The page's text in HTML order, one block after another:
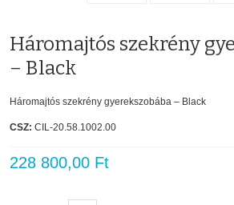
Háromajtós szekrény
– Black
Háromajtós szekrény gyerekszobába – Black
CSZ: CIL-20.58.1002.00
228 800,00 Ft